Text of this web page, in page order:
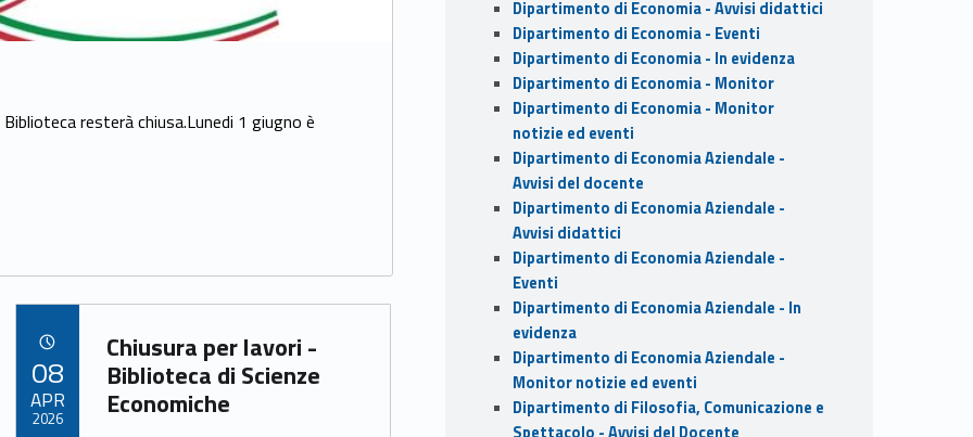
resterà chiusa.Lunedi 1 giugno è
Link identifier archive #link-archive-97888
Chiusura per lavori -
Biblioteca di Scienze
Economiche
08
APR
2026
Dipartimento di Economia - Avvisi didattici
Dipartimento di Economia - Eventi
Dipartimento di Economia - In evidenza
Dipartimento di Economia - Monitor
Dipartimento di Economia - Monitor
notizie ed eventi
Dipartimento di Economia Aziendale -
Avvisi del docente
Dipartimento di Economia Aziendale -
Avvisi didattici
Dipartimento di Economia Aziendale -
Eventi
Dipartimento di Economia Aziendale - In
evidenza
Dipartimento di Economia Aziendale -
Monitor notizie ed eventi
Dipartimento di Filosofia, Comunicazione e